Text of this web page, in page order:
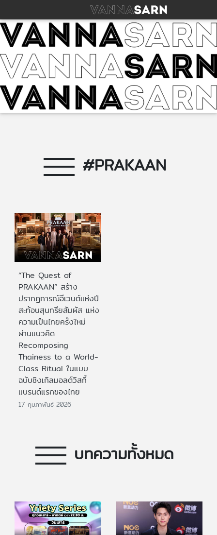
#PRAKAAN
“The Quest of
PRAKAAN” สร้าง
ปรากฏการณ์อีเวนต์แห่งปี
สะท้อนสุนทรียสัมผัส แห่ง
ความเป็นไทยครั้งใหม่
ผ่านแนวคิด
Recomposing
Thainess to a World-
Class Ritual ในแบบ
ฉบับซิงเกิลมอลต์วิสกี้
แบรนด์แรกของไทย
17 กุมภาพันธ์ 2026
บทความทั้งหมด